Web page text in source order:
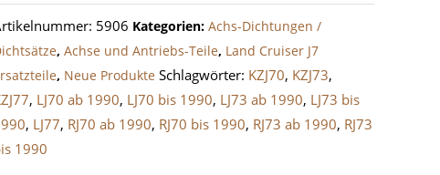
5906 Kategorien:Achs-Dichtungen /
,Achse und Antriebs-Teile, Land Cruiser J7
, Neue Produkte Schlagwörter: KZJ70, KZJ73,
, LJ70 ab 1990, LJ70 bis 1990, LJ73 ab 1990, LJ73 bis
, LJ77, RJ70 ab 1990, RJ70 bis 1990, RJ73 ab 1990, RJ73
1990